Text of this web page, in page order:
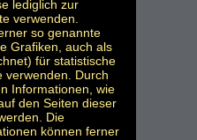
lediglich zur
verwenden.
so genannte
Grafiken, auch als
für statistische
verwenden. Durch
Informationen, wie
den Seiten dieser
Die
können ferner